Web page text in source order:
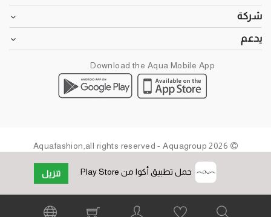
شركة
يدعم
Download the Aqua Mobile App
حمل تطبيق أكوا من Play Store تنزيل